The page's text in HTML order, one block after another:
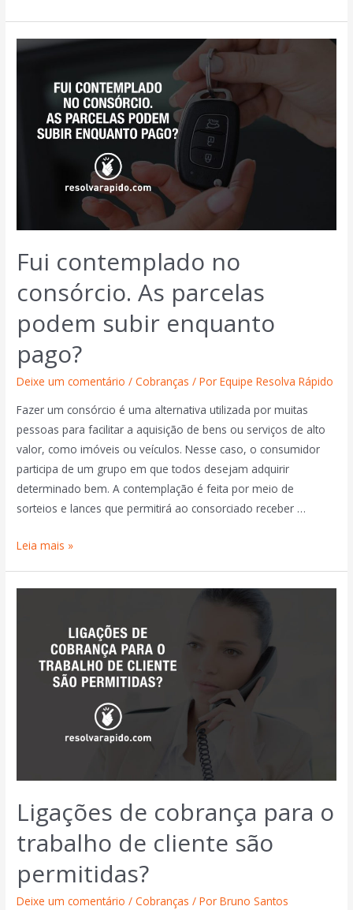
Fui contemplado no
consórcio. As parcelas
podem subir enquanto
pago?
Deixe um comentário /Cobranças / PorEquipe Resolva Rápido
Fazer um consórcio é uma alternativa utilizada por muitas
pessoas para facilitar a aquisição de bens ou serviços de alto
valor, como imóveis ou veículos. Nesse caso, o consumidor
participa de um grupo em que todos desejam adquirir
determinado bem. A contemplação é feita por meio de
sorteios e lances que permitirá ao consorciado receber …
Leia mais »
Ligações de cobrança para o
trabalho de cliente são
permitidas?
Deixe um comentário /Cobranças / PorBruno Santos